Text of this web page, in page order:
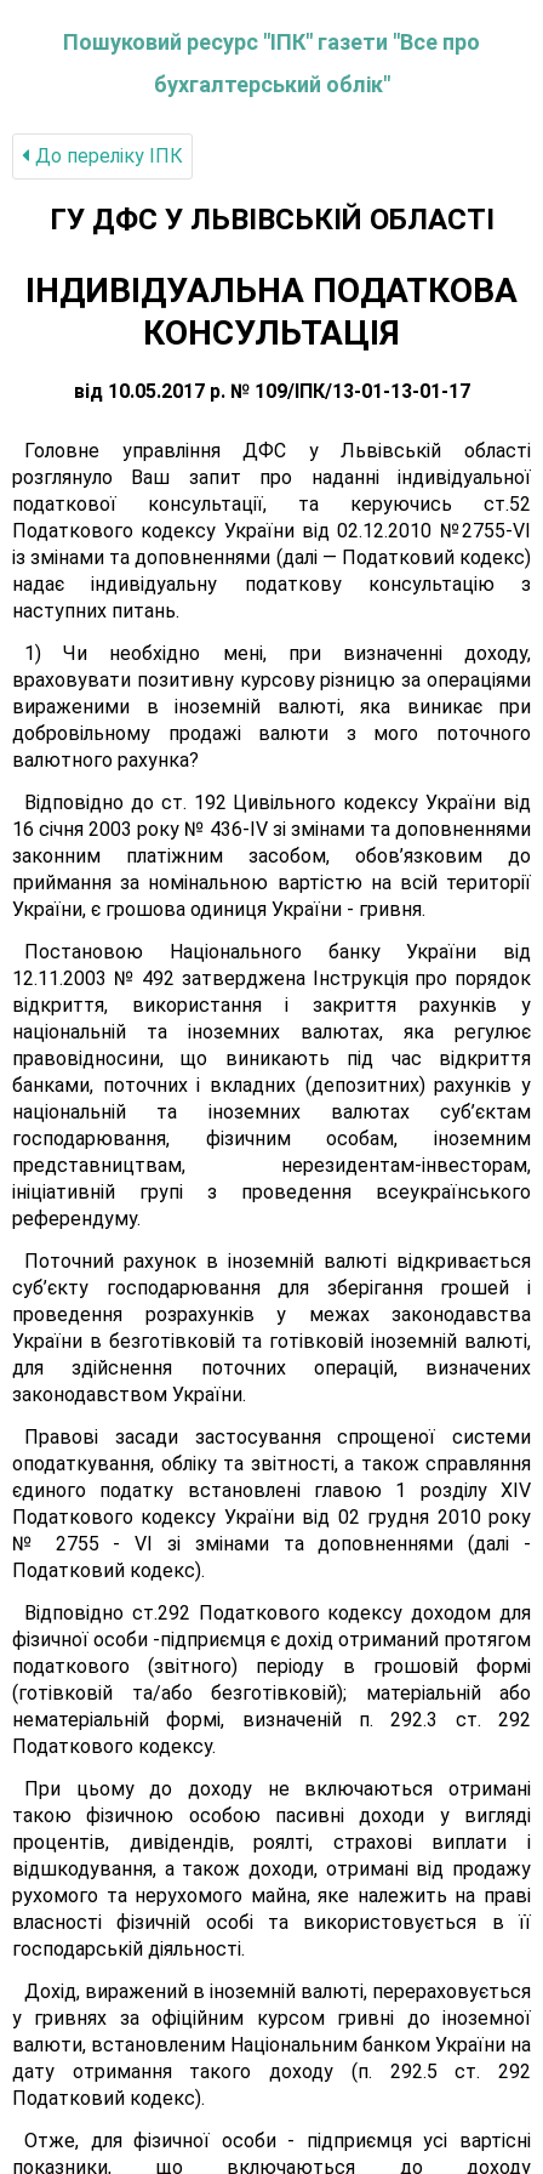
Пошуковий ресурс "ІПК" газети "Все про
бухгалтерський облік"
До переліку IПК
ГУ ДФС У ЛЬВIВСЬКIЙ ОБЛАСТI
ІНДИВІДУАЛЬНА ПОДАТКОВА
КОНСУЛЬТАЦІЯ
від 10.05.2017 р. № 109/ІПК/13-01-13-01-17
Головне управління ДФС у Львівській області
розглянуло Ваш запит про наданні індивідуальної
податкової консультації, та керуючись ст.52
Податкового кодексу України від 02.12.2010 №2755-VІ
із змінами та доповненнями (далі — Податковий кодекс)
надає індивідуальну податкову консультацію з
наступних питань.
1) Чи необхідно мені, при визначенні доходу,
враховувати позитивну курсову різницю за операціями
вираженими в іноземній валюті, яка виникає при
добровільному продажі валюти з мого поточного
валютного рахунка?
Відповідно до ст. 192 Цивільного кодексу України від
16 січня 2003 року № 436-ІV зі змінами та доповненнями
законним платіжним засобом, обов’язковим до
приймання за номінальною вартістю на всій території
України, є грошова одиниця України - гривня.
Постановою Національного банку України від
12.11.2003 № 492 затверджена Інструкція про порядок
відкриття, використання і закриття рахунків у
національній та іноземних валютах, яка регулює
правовідносини, що виникають під час відкриття
банками, поточних і вкладних (депозитних) рахунків у
національній та іноземних валютах суб’єктам
господарювання, фізичним особам, іноземним
представництвам, нерезидентам-інвесторам,
ініціативній групі з проведення всеукраїнського
референдуму.
Поточний рахунок в іноземній валюті відкривається
суб’єкту господарювання для зберігання грошей і
проведення розрахунків у межах законодавства
України в безготівковій та готівковій іноземній валюті,
для здійснення поточних операцій, визначених
законодавством України.
Правові засади застосування спрощеної системи
оподаткування, обліку та звітності, а також справляння
єдиного податку встановлені главою 1 розділу XIV
Податкового кодексу України від 02 грудня 2010 року
№ 2755 - VI зі змінами та доповненнями (далі -
Податковий кодекс).
Відповідно ст.292 Податкового кодексу доходом для
фізичної особи -підприємця є дохід отриманий протягом
податкового (звітного) періоду в грошовій формі
(готівковій та/або безготівковій); матеріальній або
нематеріальній формі, визначеній п. 292.3 ст. 292
Податкового кодексу.
При цьому до доходу не включаються отримані
такою фізичною особою пасивні доходи у вигляді
процентів, дивідендів, роялті, страхові виплати і
відшкодування, а також доходи, отримані від продажу
рухомого та нерухомого майна, яке належить на праві
власності фізичній особі та використовується в її
господарській діяльності.
Дохід, виражений в іноземній валюті, перераховується
у гривнях за офіційним курсом гривні до іноземної
валюти, встановленим Національним банком України на
дату отримання такого доходу (п. 292.5 ст. 292
Податковий кодекс).
Отже, для фізичної особи - підприємця усі вартісні
показники, що включаються до доходу